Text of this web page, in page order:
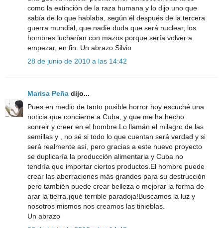
como la extinción de la raza humana y lo dijo uno que
sabía de lo que hablaba, según él después de la tercera
guerra mundial, que nadie duda que será nuclear, los
hombres lucharían con mazos porque sería volver a
empezar, en fin. Un abrazo Silvio
28 de junio de 2010 a las 14:42
Marisa Peña dijo...
Pues en medio de tanto posible horror hoy escuché una
noticia que concierne a Cuba, y que me ha hecho
sonreir y creer en el hombre.Lo llamán el milagro de las
semillas y , no sé si todo lo que cuentan será verdad y si
será realmente así, pero gracias a este nuevo proyecto
se duplicaría la producción alimentaria y Cuba no
tendría que importar ciertos productos.El hombre puede
crear las aberraciones más grandes para su destrucción
pero también puede crear belleza o mejorar la forma de
arar la tierra.¡qué terrible paradoja!Buscamos la luz y
nosotros mismos nos creamos las tinieblas.
Un abrazo